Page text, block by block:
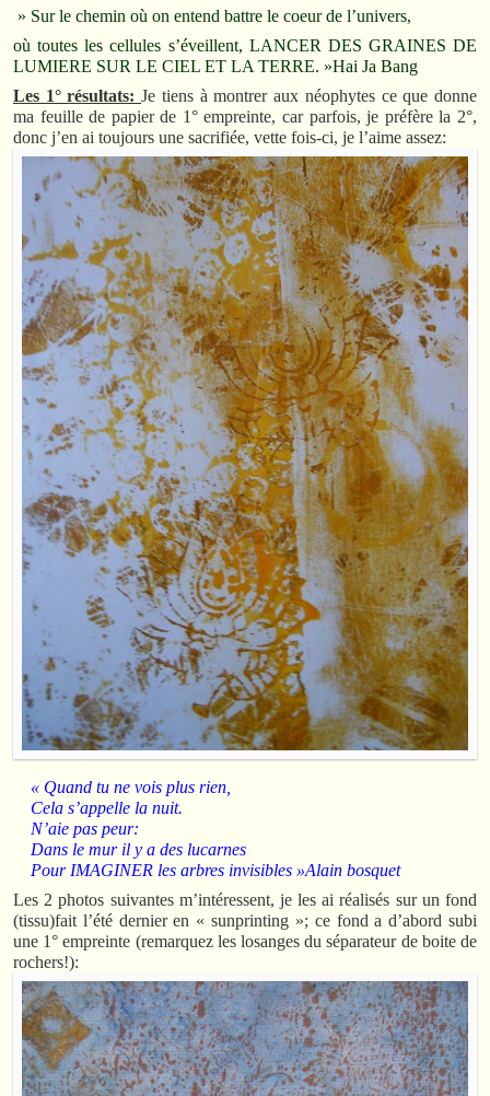
» Sur le chemin où on entend battre le coeur de l’univers,
où toutes les cellules s’éveillent, LANCER DES GRAINES DE
LUMIERE SUR LE CIEL ET LA TERRE. »Hai Ja Bang
Les 1° résultats:Je tiens à montrer aux néophytes ce que donne
ma feuille de papier de 1° empreinte, car parfois, je préfère la 2°,
donc j’en ai toujours une sacrifiée, vette fois-ci, je l’aime assez:
« Quand tu ne vois plus rien,
Cela s’appelle la nuit.
N’aie pas peur:
Dans le mur il y a des lucarnes
Pour IMAGINER les arbres invisibles »Alain bosquet
Les 2 photos suivantes m’intéressent, je les ai réalisés sur un fond
(tissu)fait l’été dernier en « sunprinting »; ce fond a d’abord subi
une 1° empreinte (remarquez les losanges du séparateur de boite de
rochers!):